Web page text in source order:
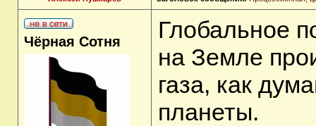
Чёрная Сотня
Глобальное
на Земле
газа, как
планеты.